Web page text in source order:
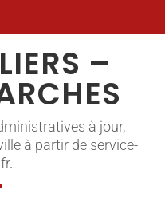
–
à jour,
à partir de service-